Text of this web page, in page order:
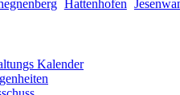
Kalender